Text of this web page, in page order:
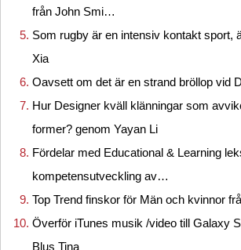
från John Smi…
Som rugby är en intensiv kontakt sport,
Xia
Oavsett om det är en strand bröllop vid
Hur Designer kväll klänningar som
former? genom Yayan Li
Fördelar med Educational & Learning
kompetensutveckling av…
Top Trend finskor för Män och kvinnor
Överför iTunes musik /video till Galaxy
Blus Tina